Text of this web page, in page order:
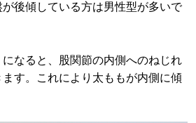
後傾している方は男性型が多いで
なると、股関節の内側へのねじれ
ます。これにより太ももが内側に傾